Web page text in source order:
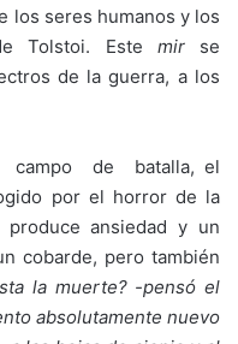
los seres humanos y los
Tolstoi. Este mir se
de la guerra, a los
campo de batalla, el
por el horror de la
ansiedad y un
cobarde, pero también
la muerte? -pensó el
absolutamente nuevo